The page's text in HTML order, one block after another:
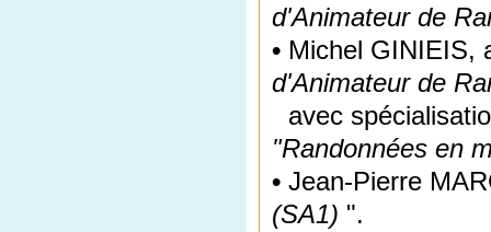
d'Animateur de
• Michel GINIEIS,
d'Animateur de
avec
"Randonnées en
• Jean-Pierre
(SA1) ".